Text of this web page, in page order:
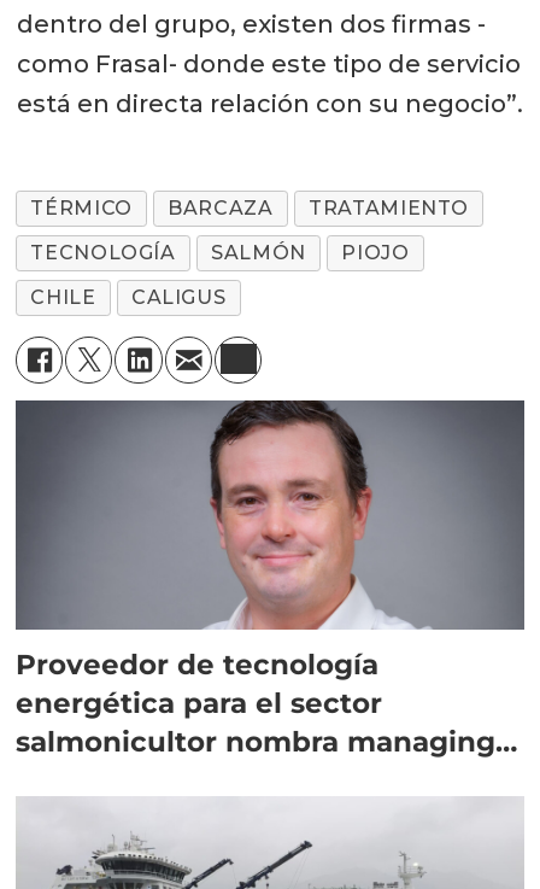
dentro del grupo, existen dos firmas -
como Frasal- donde este tipo de servicio
está en directa relación con su negocio”.
TÉRMICO BARCAZA
TRATAMIENTO
TECNOLOGÍA
SALMÓN
PIOJO
CHILE
CALIGUS
Proveedor de tecnología
energética para el sector
salmonicultor nombra managing